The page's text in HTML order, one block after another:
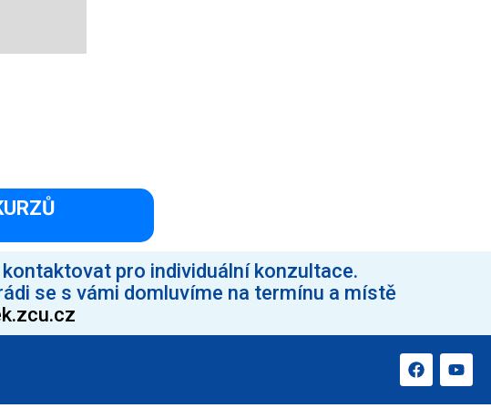
pro individuální konzultace.
se s vámi domluvíme na termínu a místě